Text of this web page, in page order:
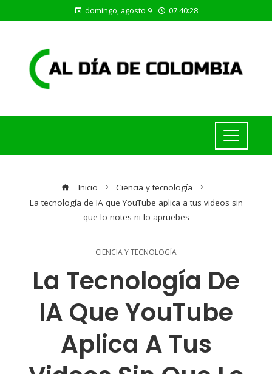
domingo, agosto 9 07:40:29
Inicio
Ciencia y tecnología
La tecnología de IA que YouTube aplica a tus videos sin
que lo notes ni lo apruebes
CIENCIA Y TECNOLOGÍA
La Tecnología De
IA Que YouTube
Aplica A Tus